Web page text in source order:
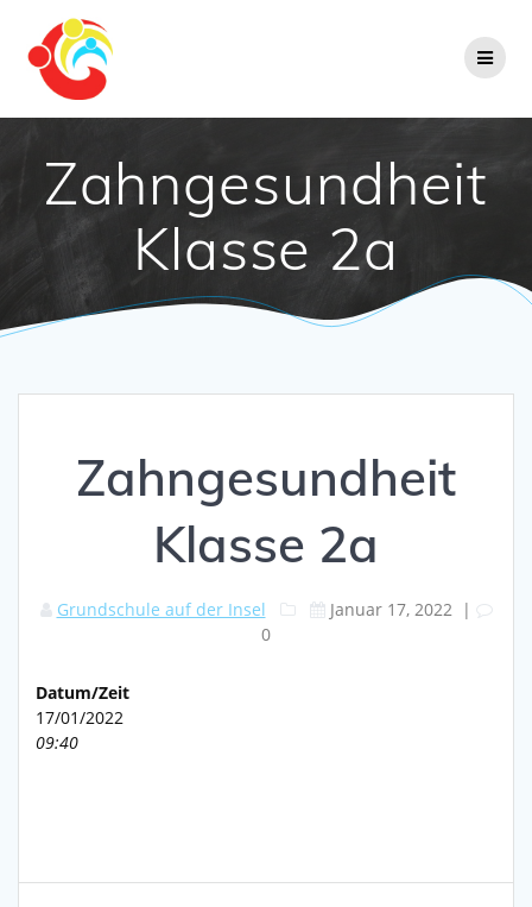
Zahngesundheit
Klasse 2a
Zahngesundheit
Klasse 2a
Grundschule auf der Insel Januar 17, 2022|
0
Datum/Zeit
17/01/2022
09:40